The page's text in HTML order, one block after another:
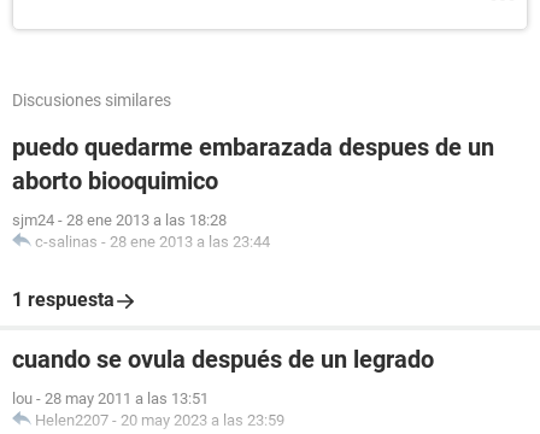
Discusiones similares
puedo quedarme embarazada despues de un
aborto biooquimico
sjm24 - 28 ene 2013 a las 18:28
c-salinas - 28 ene 2013 a las 23:44
1 respuesta
cuando se ovula después de un legrado
lou - 28 may 2011 a las 13:51
Helen2207 - 20 may 2023 a las 23:59